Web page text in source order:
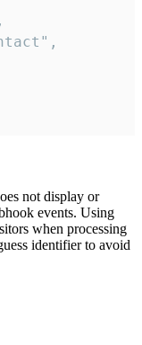
not display or
events. Using
when processing
identifier to avoid